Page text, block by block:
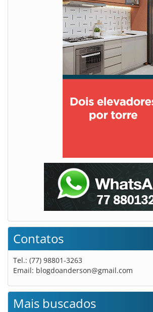
Contatos
Tel.: (77) 98801-3263
Email: blogdoanderson@gmail.com
Mais buscados